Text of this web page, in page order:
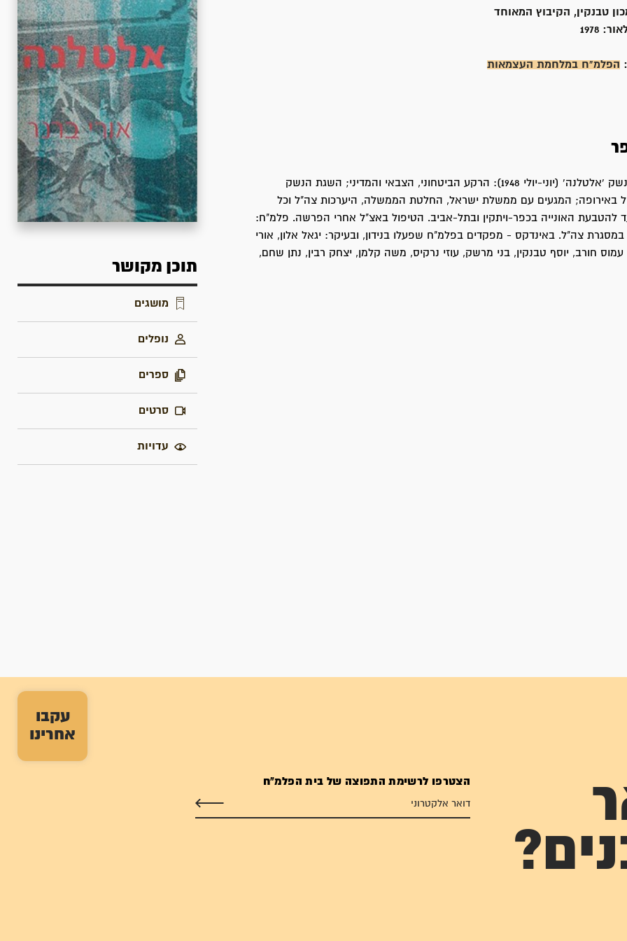
עקבו
אחרינו
טבנקין, הקיבוץ המאוחד
הפלמ"ח במלחמת העצמאות
פרשת אוניית הנשק 'אלטלנה' (יוני-יולי 1948): הרקע הביטחוני, הצבאי והמדיני; השגת הנשק
באירופה; המגעים עם ממשלת ישראל, החלטת הממשלה, היערכות צה"ל וכל
להטבעת האונייה בכפר-ויתקין ובתל-אביב. הטיפול באצ"ל אחרי הפרשה. פלמ"ח:
צה"ל. באינדקס - מפקדים בפלמ"ח שפעלו בנידון, ובעיקר: יגאל אלון, אורי
עמוס חורב, יוסף טבנקין, בני מרשק, עוזי נרקיס, משה קלמן, יצחק רבין, נתן שחם,
תוכן מקושר
מושגים
נופלים
ספרים
סרטים
עדויות
הצטרפו לרשימת התפוצה של בית הפלמ"ח